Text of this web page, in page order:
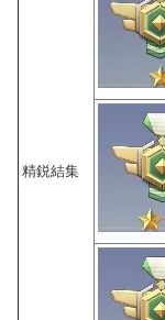
精鋭結集